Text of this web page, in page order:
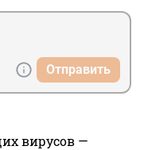
Отправить
вирусов —